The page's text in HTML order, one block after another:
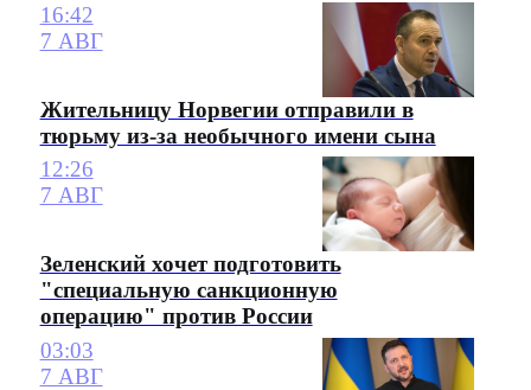
16:42
7 АВГ
Жительницу Норвегии отправили в
тюрьму из-за необычного имени сына
12:26
7 АВГ
Зеленский хочет подготовить
"специальную санкционную
операцию" против России
03:03
7 АВГ